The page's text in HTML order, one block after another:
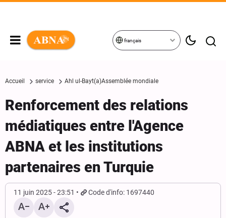
français
Accueil service Ahl ul-Bayt(a)Assemblée mondiale
Renforcement des relations
médiatiques entre l'Agence
ABNA et les institutions
partenaires en Turquie
11 juin 2025 - 23:51 Code d'info: 1697440